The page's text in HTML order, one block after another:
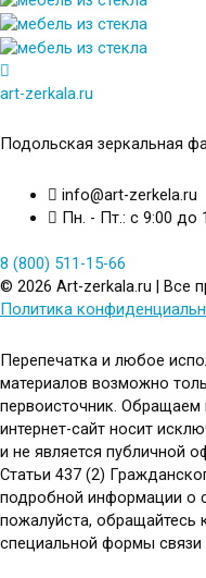
art-zerkala.ru
Подольская зеркальная
info@art-zerkela.ru
Пн. - Пт.: с 9:00 до
8 (800) 511-15-66
© 2026 Art-zerkala.ru | Все
Политика
Перепечатка и любое
материалов возможно
первоисточник.
интернет-сайт носит
и не является публичной
Статьи 437 (2)
подробной информации о
пожалуйста,
специальной формы связи